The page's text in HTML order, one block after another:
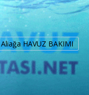
HAVUZ BAKIMI